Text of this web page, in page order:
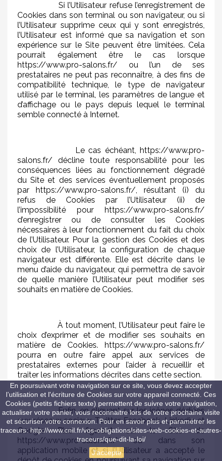
Si l’Utilisateur refuse l’enregistrement de
Cookies dans son terminal ou son navigateur, ou si
l’Utilisateur supprime ceux qui y sont enregistrés,
l’Utilisateur est informé que sa navigation et son
expérience sur le Site peuvent être limitées. Cela
pourrait également être le cas lorsque
https://www.pro-salons.fr/ ou l’un de ses
prestataires ne peut pas reconnaître, à des fins de
compatibilité technique, le type de navigateur
utilisé par le terminal, les paramètres de langue et
d’affichage ou le pays depuis lequel le terminal
semble connecté à Internet.
Le cas échéant, https://www.pro-
salons.fr/ décline toute responsabilité pour les
conséquences liées au fonctionnement dégradé
du Site et des services éventuellement proposés
par https://www.pro-salons.fr/, résultant (i) du
refus de Cookies par l’Utilisateur (ii) de
l’impossibilité pour https://www.pro-salons.fr/
d’enregistrer ou de consulter les Cookies
nécessaires à leur fonctionnement du fait du choix
de l’Utilisateur. Pour la gestion des Cookies et des
choix de l’Utilisateur, la configuration de chaque
navigateur est différente. Elle est décrite dans le
menu d’aide du navigateur, qui permettra de savoir
de quelle manière l’Utilisateur peut modifier ses
souhaits en matière de Cookies.
À tout moment, l’Utilisateur peut faire le
choix d’exprimer et de modifier ses souhaits en
matière de Cookies. https://www.pro-salons.fr/
pourra en outre faire appel aux services de
prestataires externes pour l’aider à recueillir et
traiter les informations décrites dans cette section.
Enfin, en cliquant sur les icônes dédiées
aux réseaux sociaux Twitter, Facebook, Linkedin et
Google Plus figurant sur le Site de
https://www.pro-salons.fr/ ou dans son
application mobile et si l’Utilisateur a accepté le
En poursuivant votre navigation sur ce site, vous devez accepter
l’utilisation et l'écriture de Cookies sur votre appareil connecté. Ces
Cookies (petits fichiers texte) permettent de suivre votre navigation,
actualiser votre panier, vous reconnaitre lors de votre prochaine visite
et sécuriser votre connexion. Pour en savoir plus et paramétrer les
traceurs: http://www.cnil.fr/vos-obligations/sites-web-cookies-et-autres-
traceurs/que-dit-la-loi/
J'accepte